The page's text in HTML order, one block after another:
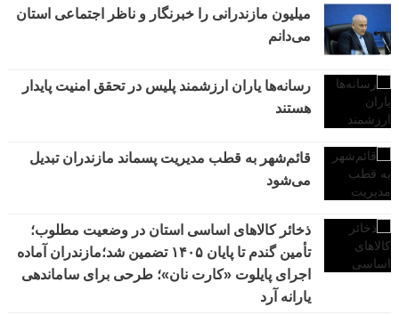
میلیون مازندرانی را خبرنگار و ناظر اجتماعی استان
می‌دانم
رسانه‌ها یاران ارزشمند پلیس در تحقق امنیت پایدار
هستند
قائم‌شهر به قطب مدیریت پسماند مازندران تبدیل
می‌شود
ذخائر کالاهای اساسی استان در وضعیت مطلوب؛
تأمین گندم تا پایان ۱۴۰۵ تضمین شد؛مازندران آماده
اجرای پایلوت «کارت نان»؛ طرحی برای ساماندهی
یارانه آرد